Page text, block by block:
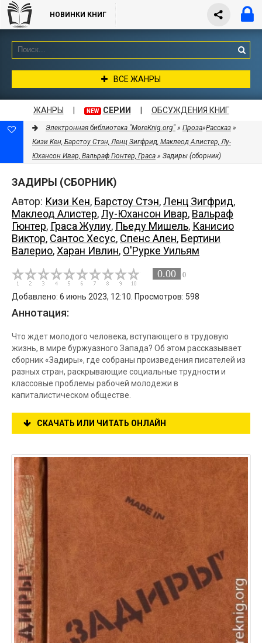
НОВИНКИ КНИГ
ВСЕ ЖАНРЫ
ЖАНРЫ NEW СЕРИИ ОБСУЖДЕНИЯ КНИГ
Электронная библиотека "MoreKnig.org" » Проза»Рассказ »
Кизи Кен, Барстоу Стэн, Ленц Зигфрид, Маклеод Алистер, Лу-
Юхансон Ивар, Вальраф Гюнтер, Граса » Задиры (сборник)
ЗАДИРЫ (СБОРНИК)
Автор: Кизи Кен, Барстоу Стэн,Ленц Зигфрид,
Маклеод Алистер,Лу-Юхансон Ивар, Вальраф
Гюнтер, Граса Жулиу, Пьеду Мишель, Канисио
Виктор, Сантос Хесус, Спенс Ален, Бертини
Валерио,Харан Ивлин, О'Рурке Уильям
0.00 0
Добавлено: 6 июнь 2023, 12:10. Просмотров: 598
Аннотация:
Что ждет молодого человека, вступающего в трудовую
жизнь, в мире буржуазного Запада? Об этом рассказывает
сборник «Задиры», где собраны произведения писателей из
разных стран, раскрывающие социальные трудности и
классовые проблемы рабочей молодежи в
капиталистическом обществе.
СКАЧАТЬ ИЛИ ЧИТАТЬ ОНЛАЙН